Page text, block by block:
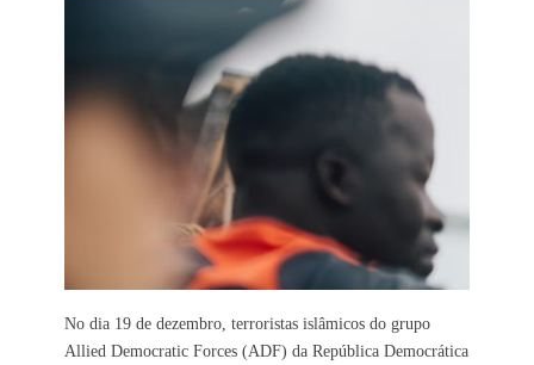
No dia 19 de dezembro, terroristas islâmicos do grupo
Allied Democratic Forces (ADF) da República Democrática